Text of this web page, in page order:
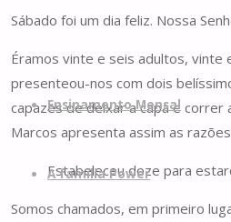
de
Caná
Skip
to
content
Ensinamento Mensal
A família Power
Sábado foi um dia feliz. Nossa
Éramos vinte e seis adultos, vinte
presenteou-nos com dois
capazes de deixar a capa e correr
Marcos apresenta assim as
Estabeleceu doze para
Somos chamados, em primeiro